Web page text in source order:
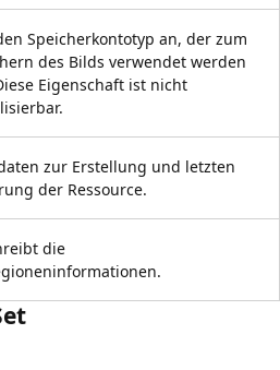
Speicherkontotyp an, der zum
des Bilds verwendet werden
Eigenschaft ist nicht
zur Erstellung und letzten
der Ressource.
die